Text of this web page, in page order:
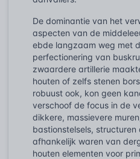
De dominantie van het
aspecten van de
ebde langzaam weg met
perfectionering van
zwaardere artillerie
houten of zelfs stenen
robuust ook, kon geen
verschoof de focus in de
dikkere, massievere
bastionstelsels, structuren
afhankelijk waren van
houten elementen voor